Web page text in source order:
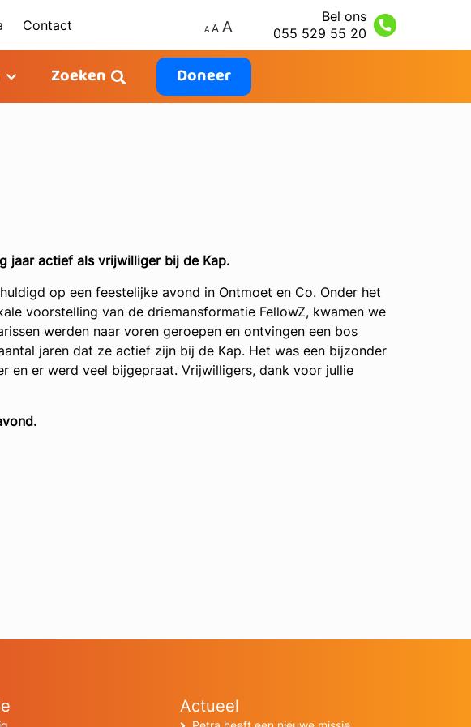
Contact
Bel ons
055 529 55 20
Zoeken Doneer
jaar actief als vrijwilliger bij de Kap.
op een feestelijke avond in Ontmoet en Co. Onder het
voorstelling van de driemansformatie FellowZ, kwamen we
werden naar voren geroepen en ontvingen een bos
jaren dat ze actief zijn bij de Kap. Het was een bijzonder
en er werd veel bijgepraat. Vrijwilligers, dank voor jullie
Actueel